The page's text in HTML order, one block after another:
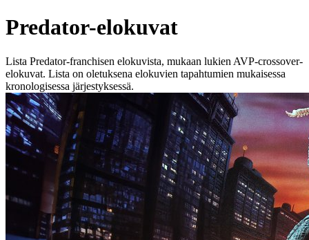
Predator-elokuvat
Lista Predator-franchisen elokuvista, mukaan lukien AVP-crossover-
elokuvat. Lista on oletuksena elokuvien tapahtumien mukaisessa
kronologisessa järjestyksessä.